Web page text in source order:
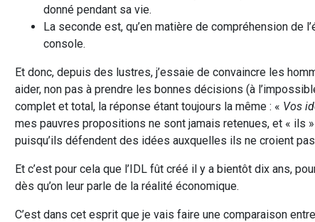
donné pendant sa vie.
La seconde est, qu’en matière de compréhension de
console.
Et donc, depuis des lustres, j’essaie de convaincre les
aider, non pas à prendre les bonnes décisions (à
complet et total, la réponse étant toujours la même : « Vos
mes pauvres propositions ne sont jamais retenues, et « ils
puisqu’ils défendent des idées auxquelles ils ne croient
Et c’est pour cela que l’IDL fût créé il y a bientôt dix ans,
dès qu’on leur parle de la réalité économique.
C’est dans cet esprit que je vais faire une comparaison